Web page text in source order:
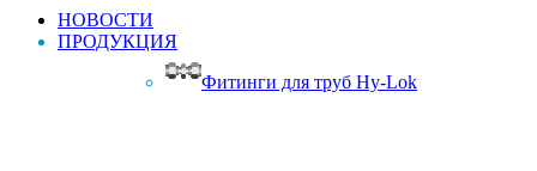
НОВОСТИ
ПРОДУКЦИЯ
Фитинги для труб Hy-Lok